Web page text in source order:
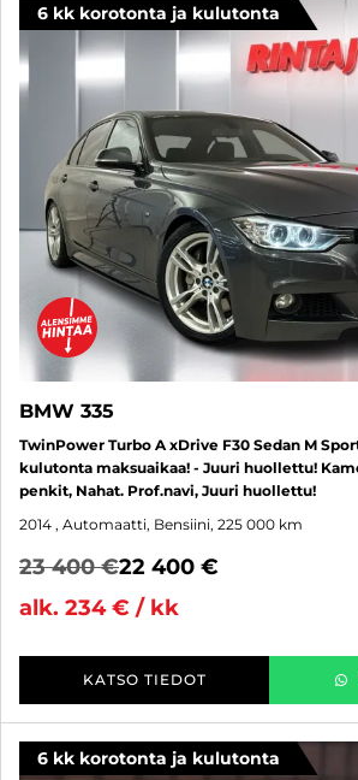
6 kk korotonta ja kulutonta
BMW 335
TwinPower Turbo A xDrive F30 Sedan M
kulutonta maksuaikaa! - Juuri huollettu!
penkit, Nahat. Prof.navi, Juuri huollettu!
2014 , Automaatti, Bensiini, 225 000 km
23 400 €22 400 €
alk. 234 € / kk
KATSO TIEDOT
6 kk korotonta ja kulutonta